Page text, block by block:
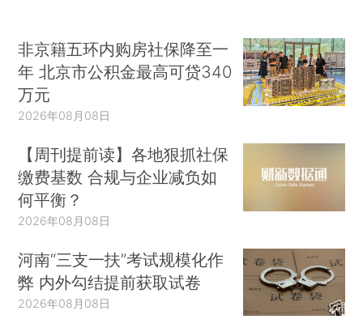
非京籍五环内购房社保降至一
年 北京市公积金最高可贷340
万元
2026年08月08日
【周刊提前读】各地狠抓社保
缴费基数 合规与企业减负如
何平衡？
2026年08月08日
河南“三支一扶”考试规模化作
弊 内外勾结提前获取试卷
2026年08月08日